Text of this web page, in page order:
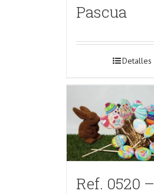
Pascua
Detalles
Ref. 0520 –